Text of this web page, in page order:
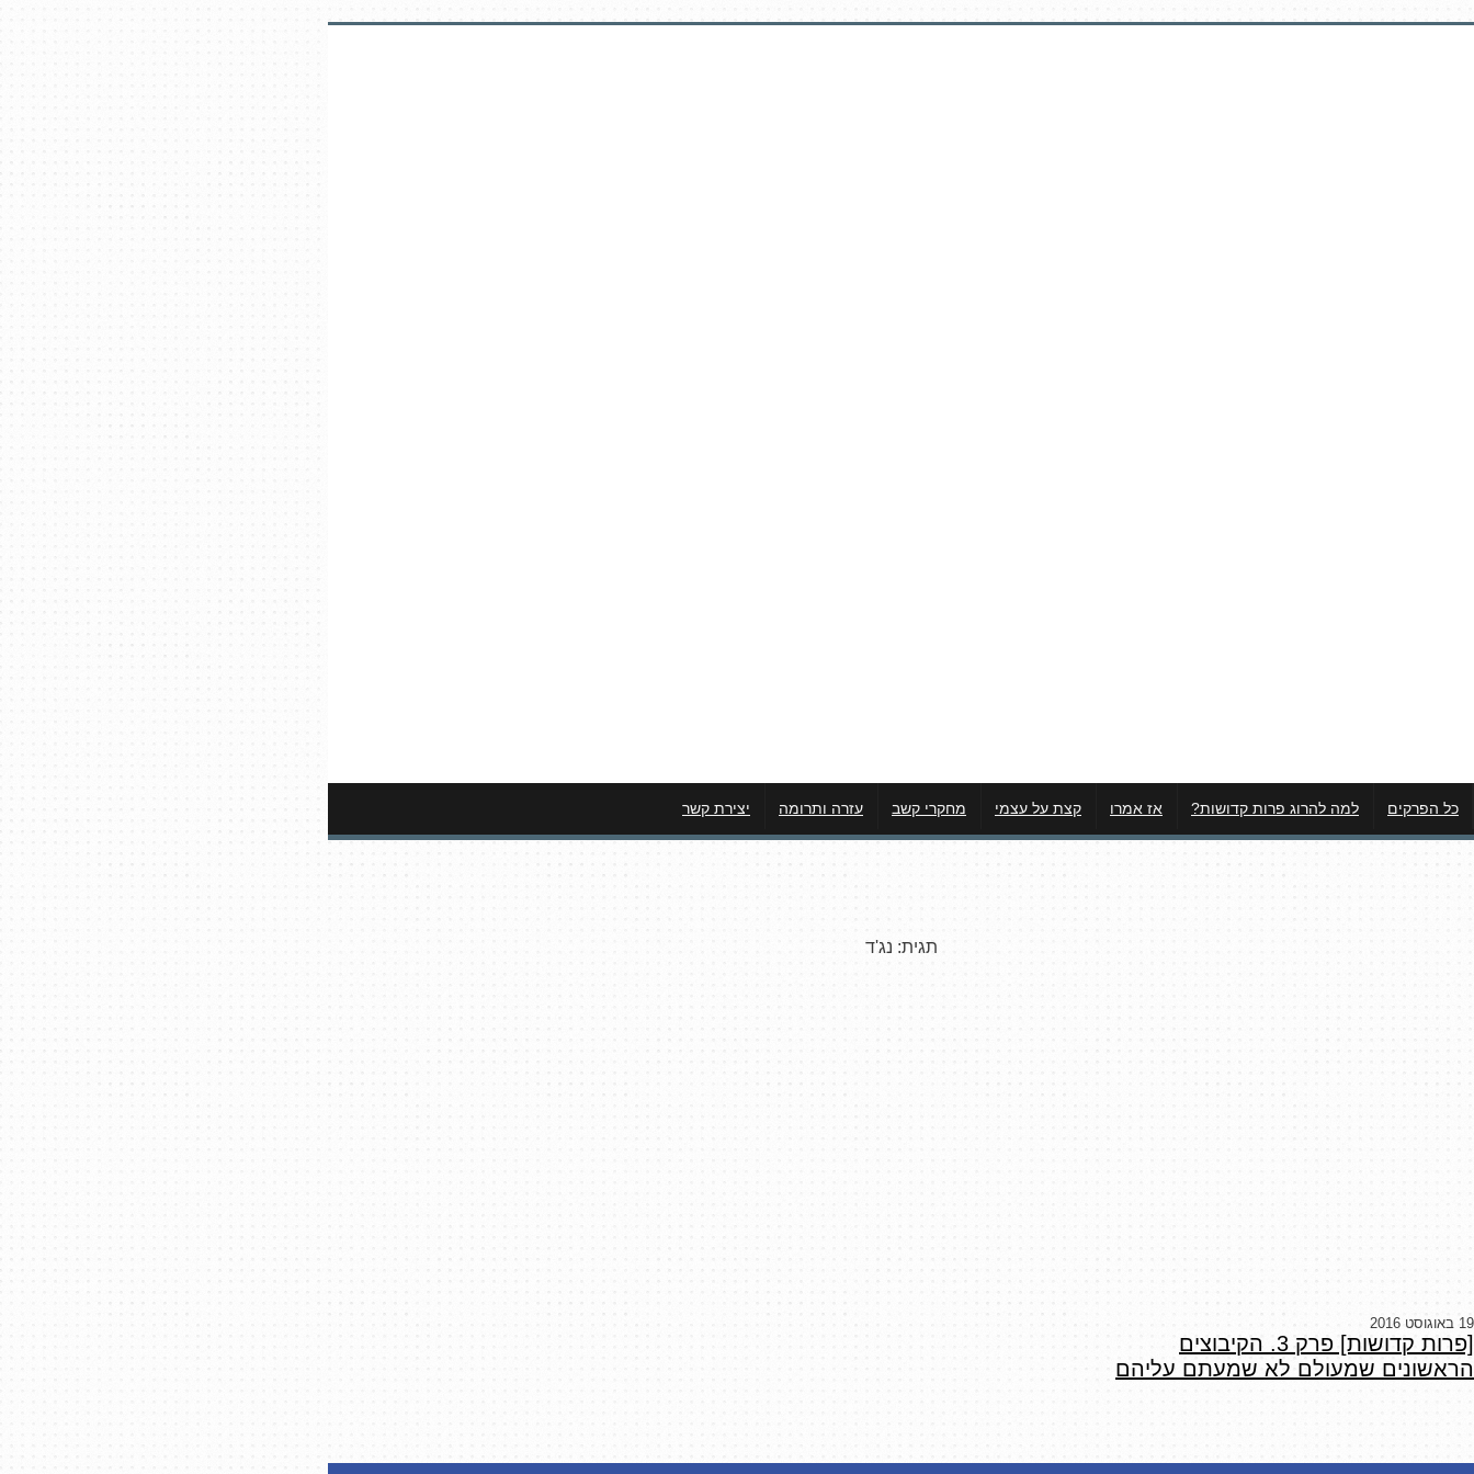
לדלג
כל הפרקים למה להרוג פרות קדושות? אז אמרו קצת על עצמי מחקרי קשב עזרה ותרומה יצירת קשר
תגית: נג'ד
19 באוגוסט 2016
[פרות קדושות] פרק 3. הקיבוצים
הראשונים שמעולם לא שמעתם עליהם